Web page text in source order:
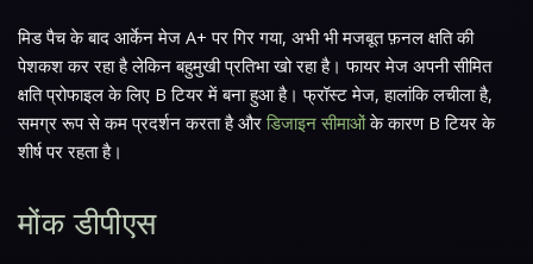
मिड पैच के बाद आर्केन मेज A+ पर गिर गया, अभी भी मजबूत फ़नल क्षति की
पेशकश कर रहा है लेकिन बहुमुखी प्रतिभा खो रहा है। फायर मेज अपनी सीमित
क्षति प्रोफाइल के लिए B टियर में बना हुआ है। फ्रॉस्ट मेज, हालांकि लचीला है,
समग्र रूप से कम प्रदर्शन करता है औरडिजाइन सीमाओंके कारण B टियर के
शीर्ष पर रहता है।
मोंक डीपीएस